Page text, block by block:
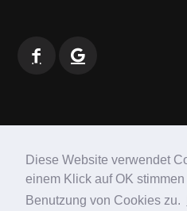
Diese Website verwendet
einem Klick auf OK
Benutzung von Cookies zu.
© Gasthof Rössli 2016 •